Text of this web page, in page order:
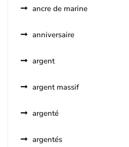
ancre de marine
anniversaire
argent
argent massif
argenté
argentés